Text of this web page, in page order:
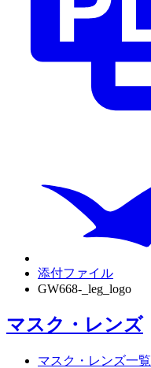
添付ファイル
GW668-_leg_logo
マスク・レンズ
マスク・レンズ一覧